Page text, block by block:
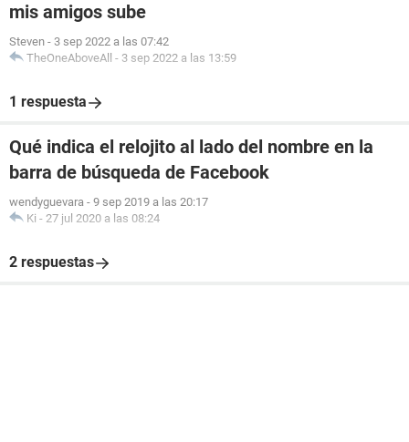
mis amigos sube
Steven - 3 sep 2022 a las 07:42
TheOneAboveAll - 3 sep 2022 a las 13:59
1 respuesta
Qué indica el relojito al lado del nombre en la
barra de búsqueda de Facebook
wendyguevara - 9 sep 2019 a las 20:17
Ki - 27 jul 2020 a las 08:24
2 respuestas